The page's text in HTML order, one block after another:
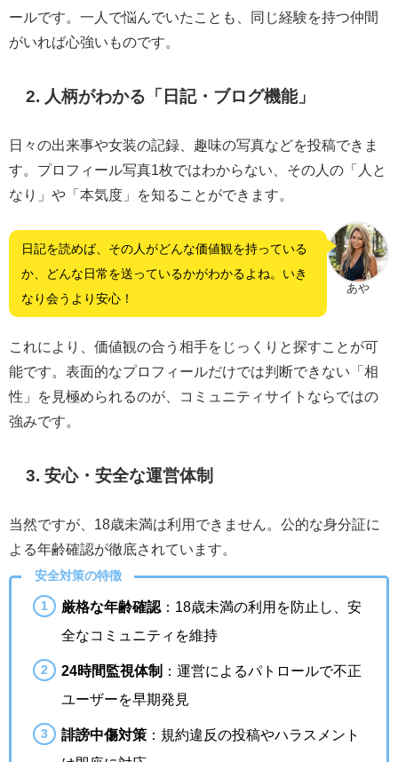
ールです。一人で悩んでいたことも、同じ経験を持つ仲間
がいれば心強いものです。
2. 人柄がわかる「日記・ブログ機能」
日々の出来事や女装の記録、趣味の写真などを投稿できま
す。プロフィール写真1枚ではわからない、その人の「人と
なり」や「本気度」を知ることができます。
あや
日記を読めば、その人がどんな価値観を持っている
か、どんな日常を送っているかがわかるよね。いき
なり会うより安心！
これにより、価値観の合う相手をじっくりと探すことが可
能です。表面的なプロフィールだけでは判断できない「相
性」を見極められるのが、コミュニティサイトならではの
強みです。
3. 安心・安全な運営体制
当然ですが、18歳未満は利用できません。公的な身分証に
よる年齢確認が徹底されています。
安全対策の特徴
厳格な年齢確認 ：18歳未満の利用を防止し、安
全なコミュニティを維持
24時間監視体制
：運営によるパトロールで不正
ユーザーを早期発見
誹謗中傷対策 ：規約違反の投稿やハラスメント